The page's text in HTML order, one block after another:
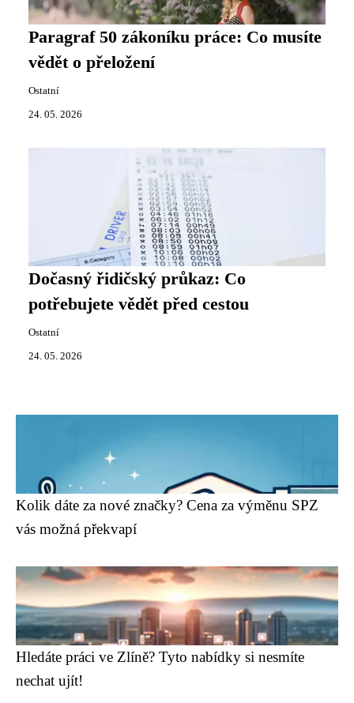
Paragraf 50 zákoníku práce: Co musíte
vědět o přeložení
Ostatní
24. 05. 2026
Dočasný řidičský průkaz: Co
potřebujete vědět před cestou
Ostatní
24. 05. 2026
Kolik dáte za nové značky? Cena za výměnu SPZ
vás možná překvapí
Hledáte práci ve Zlíně? Tyto nabídky si nesmíte
nechat ujít!